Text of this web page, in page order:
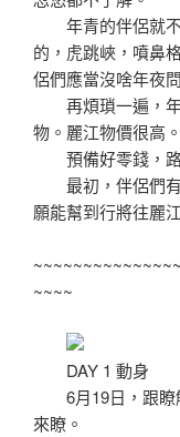
年青的伴侶就不
的，虎跳峽，噴鼻
侶們應當沒啥年夜
再煩瑣一遍，年
物。麗江物價很高。
預備好零錢，路
最初，伴侶們有
願能幫到行將往麗
~~~~
DAY 1 動身
6月19日，跟瞭
來瞭。